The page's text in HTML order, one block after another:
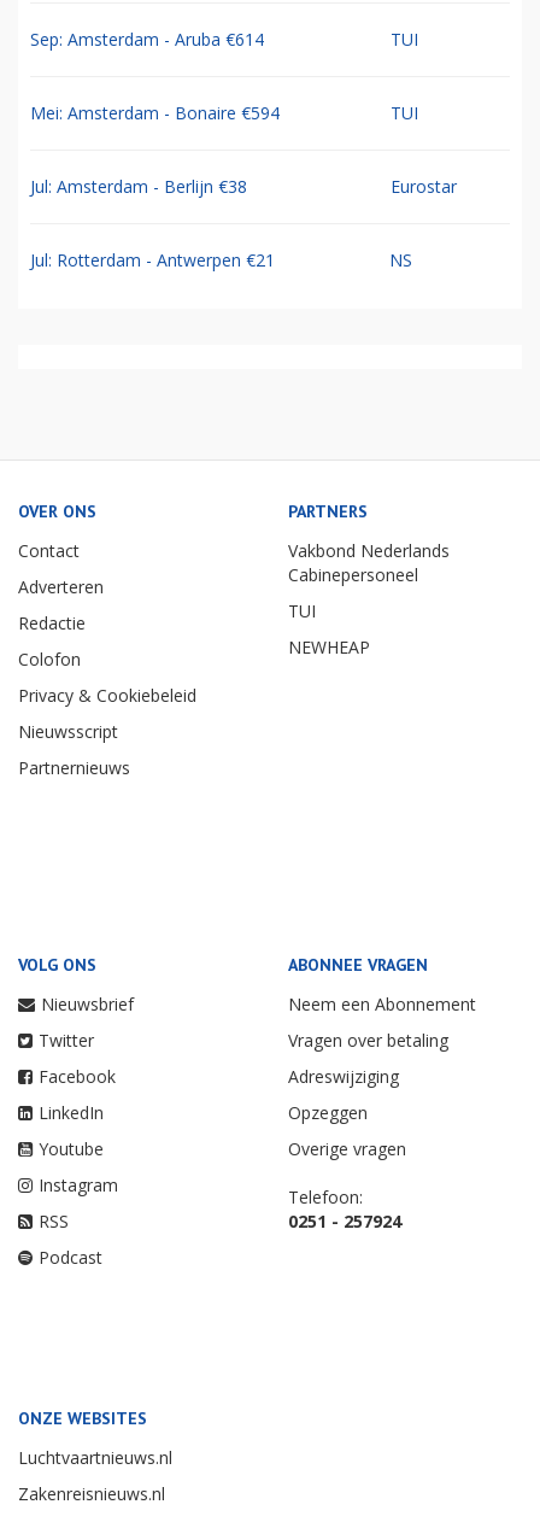
Sep: Amsterdam - Aruba €614 TUI
Mei: Amsterdam - Bonaire €594 TUI
Jul: Amsterdam - Berlijn €38 Eurostar
Jul: Rotterdam - Antwerpen €21 NS
OVER ONS
Contact
Adverteren
Redactie
Colofon
Privacy & Cookiebeleid
Nieuwsscript
Partnernieuws
PARTNERS
Vakbond Nederlands
Cabinepersoneel
TUI
NEWHEAP
VOLG ONS
Nieuwsbrief
Twitter
Facebook
LinkedIn
Youtube
Instagram
RSS
Podcast
ABONNEE VRAGEN
Neem een Abonnement
Vragen over betaling
Adreswijziging
Opzeggen
Overige vragen
Telefoon:
0251 - 257924
ONZE WEBSITES
Luchtvaartnieuws.nl
Zakenreisnieuws.nl